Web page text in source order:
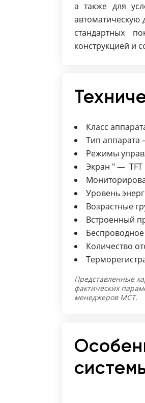
а также для
автоматическую
стандартных
конструкцией и
Класс
Тип
Режимы
Экран " — TFT
Уровень
Возрастные
Встроенный
Количество
Представленные
фактических
менеджеров МСТ.